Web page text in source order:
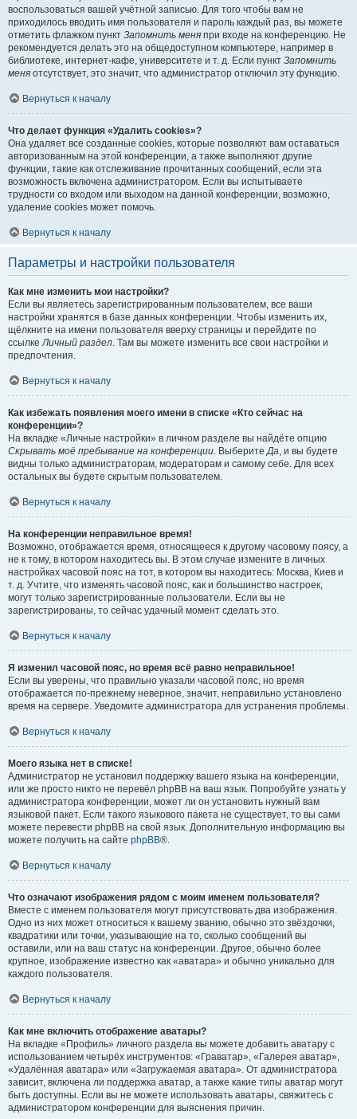
воспользоваться вашей учётной записью. Для того чтобы вам не
приходилось вводить имя пользователя и пароль каждый раз, вы можете
отметить флажком пункт Запомнить меня при входе на конференцию. Не
рекомендуется делать это на общедоступном компьютере, например в
библиотеке, интернет-кафе, университете и т. д. Если пункт Запомнить
меня отсутствует, это значит, что администратор отключил эту функцию.
Вернуться к началу
Что делает функция «Удалить cookies»?
Она удаляет все созданные cookies, которые позволяют вам оставаться
авторизованным на этой конференции, а также выполняют другие
функции, такие как отслеживание прочитанных сообщений, если эта
возможность включена администратором. Если вы испытываете
трудности со входом или выходом на данной конференции, возможно,
удаление cookies может помочь.
Вернуться к началу
Параметры и настройки пользователя
Как мне изменить мои настройки?
Если вы являетесь зарегистрированным пользователем, все ваши
настройки хранятся в базе данных конференции. Чтобы изменить их,
щёлкните на имени пользователя вверху страницы и перейдите по
ссылкеЛичный раздел. Там вы можете изменить все свои настройки и
предпочтения.
Вернуться к началу
Как избежать появления моего имени в списке «Кто сейчас на
конференции»?
На вкладке «Личные настройки» в личном разделе вы найдёте опцию
Скрывать моё пребывание на конференции. ВыберитеДа, и вы будете
видны только администраторам, модераторам и самому себе. Для всех
остальных вы будете скрытым пользователем.
Вернуться к началу
На конференции неправильное время!
Возможно, отображается время, относящееся к другому часовому поясу, а
не к тому, в котором находитесь вы. В этом случае измените в личных
настройках часовой пояс на тот, в котором вы находитесь: Москва, Киев и
т. д. Учтите, что изменять часовой пояс, как и большинство настроек,
могут только зарегистрированные пользователи. Если вы не
зарегистрированы, то сейчас удачный момент сделать это.
Вернуться к началу
Я изменил часовой пояс, но время всё равно неправильное!
Если вы уверены, что правильно указали часовой пояс, но время
отображается по-прежнему неверное, значит, неправильно установлено
время на сервере. Уведомите администратора для устранения проблемы.
Вернуться к началу
Моего языка нет в списке!
Администратор не установил поддержку вашего языка на конференции,
или же просто никто не перевёл phpBB на ваш язык. Попробуйте узнать у
администратора конференции, может ли он установить нужный вам
языковой пакет. Если такого языкового пакета не существует, то вы сами
можете перевести phpBB на свой язык. Дополнительную информацию вы
можете получить на сайте phpBB®.
Вернуться к началу
Что означают изображения рядом с моим именем пользователя?
Вместе с именем пользователя могут присутствовать два изображения.
Одно из них может относиться к вашему званию, обычно это звёздочки,
квадратики или точки, указывающие на то, сколько сообщений вы
оставили, или на ваш статус на конференции. Другое, обычно более
крупное, изображение известно как «аватара» и обычно уникально для
каждого пользователя.
Вернуться к началу
Как мне включить отображение аватары?
На вкладке «Профиль» личного раздела вы можете добавить аватару с
использованием четырёх инструментов: «Граватар», «Галерея аватар»,
«Удалённая аватара» или «Загружаемая аватара». От администратора
зависит, включена ли поддержка аватар, а также какие типы аватар могут
быть доступны. Если вы не можете использовать аватары, свяжитесь с
администратором конференции для выяснения причин.